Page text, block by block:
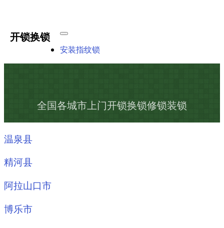
开锁换锁
安装指纹锁
全国各城市上门开锁换锁修锁装锁
温泉县
精河县
阿拉山口市
博乐市